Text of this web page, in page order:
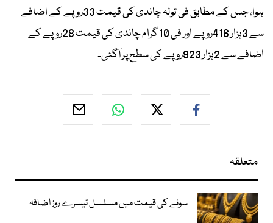
ہوا، جس کے مطابق فی تولہ چاندی کی قیمت 33روپے کے اضافے
سے 3ہزار 416روپے اور فی 10 گرام چاندی کی قیمت 28روپے کے
اضافے سے 2ہزار 923روپے کی سطح پر آگئی۔
متعلقہ
سونے کی قیمت میں مسلسل تیسرے روز اضافہ